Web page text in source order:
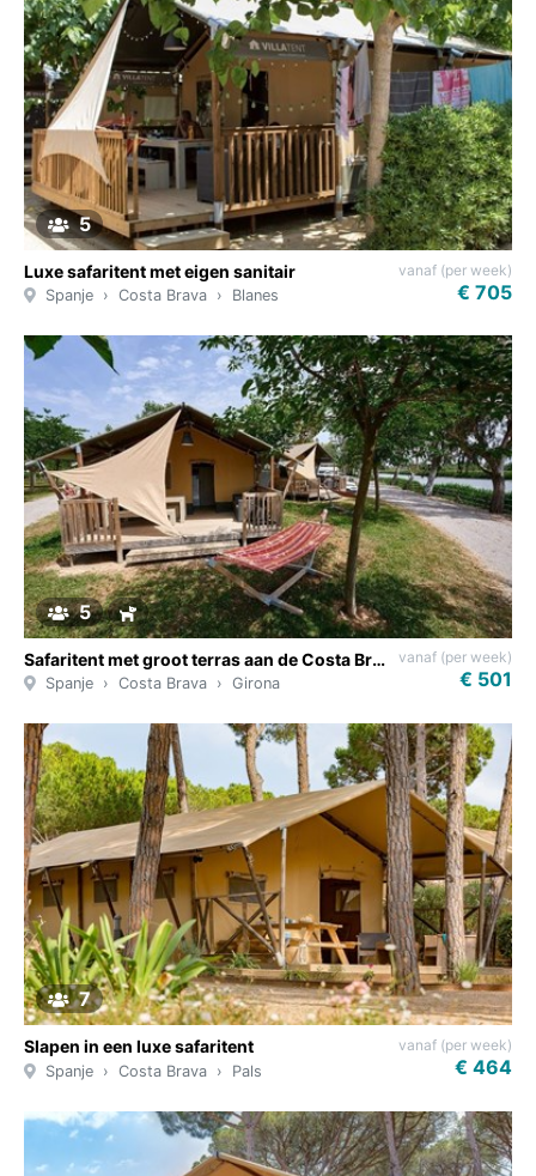
5
Luxe safaritent met eigen sanitair
Spanje Costa Brava Blanes
vanaf (per week)
€ 705
5
Safaritent met groot terras aan de Costa Brava
Spanje Costa Brava Girona
vanaf (per week)
€ 501
7
Slapen in een luxe safaritent
Spanje Costa Brava Pals
vanaf (per week)
€ 464